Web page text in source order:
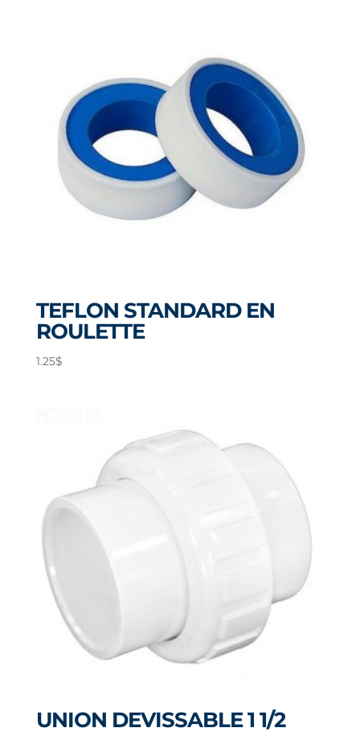
TEFLON STANDARD EN
ROULETTE
1.25$
UNION DEVISSABLE 1 1/2